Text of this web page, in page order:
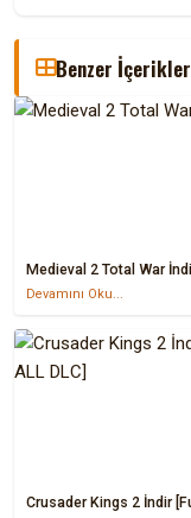
Benzer İçerikler
Medieval 2 Total War
Devamını Oku...